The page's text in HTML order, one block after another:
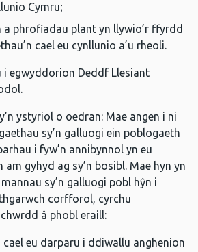
Cymru;
a phrofiadau plant yn llywio’r ffyrdd
cael eu cynllunio a’u rheoli.
i egwyddorion Deddf Llesiant
ystyriol o oedran: Mae angen i ni
sy’n galluogi ein poblogaeth
i fyw’n annibynnol yn eu
am gyhyd ag sy’n bosibl. Mae hyn yn
sy’n galluogi pobl hŷn i
corfforol, cyrchu
â phobl eraill:
cael eu darparu i ddiwallu anghenion